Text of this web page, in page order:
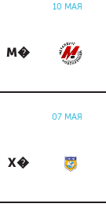
10 МАЯ
М�
07 МАЯ
Х�